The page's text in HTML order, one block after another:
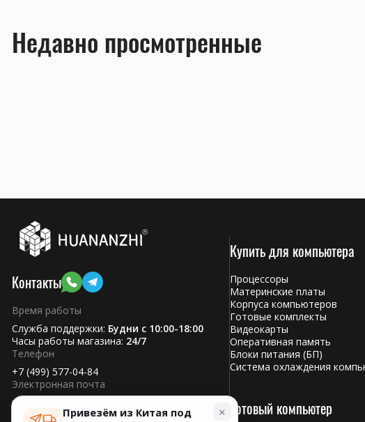
Недавно просмотренные
Контакты
Время работы
Служба поддержки: Будни с 10:00-18:00
Часы работы магазина: 24/7
Телефон
+7 (499) 577-04-84
Электронная почта
pc@huananzhi.ru
Адрес:
Купить для компьютера
Процессоры
Материнские платы
Корпуса компьютеров
Готовые комплекты
Видеокарты
Оперативная память
Блоки питания (БП)
Система охлаждения
Готовый компьютер
×
Привезём из Китая под